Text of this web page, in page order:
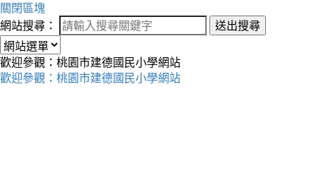
關閉區塊
網站搜尋：
送出搜尋
歡迎參觀：桃園市建德國民小學網站
歡迎參觀：桃園市建德國民小學網站